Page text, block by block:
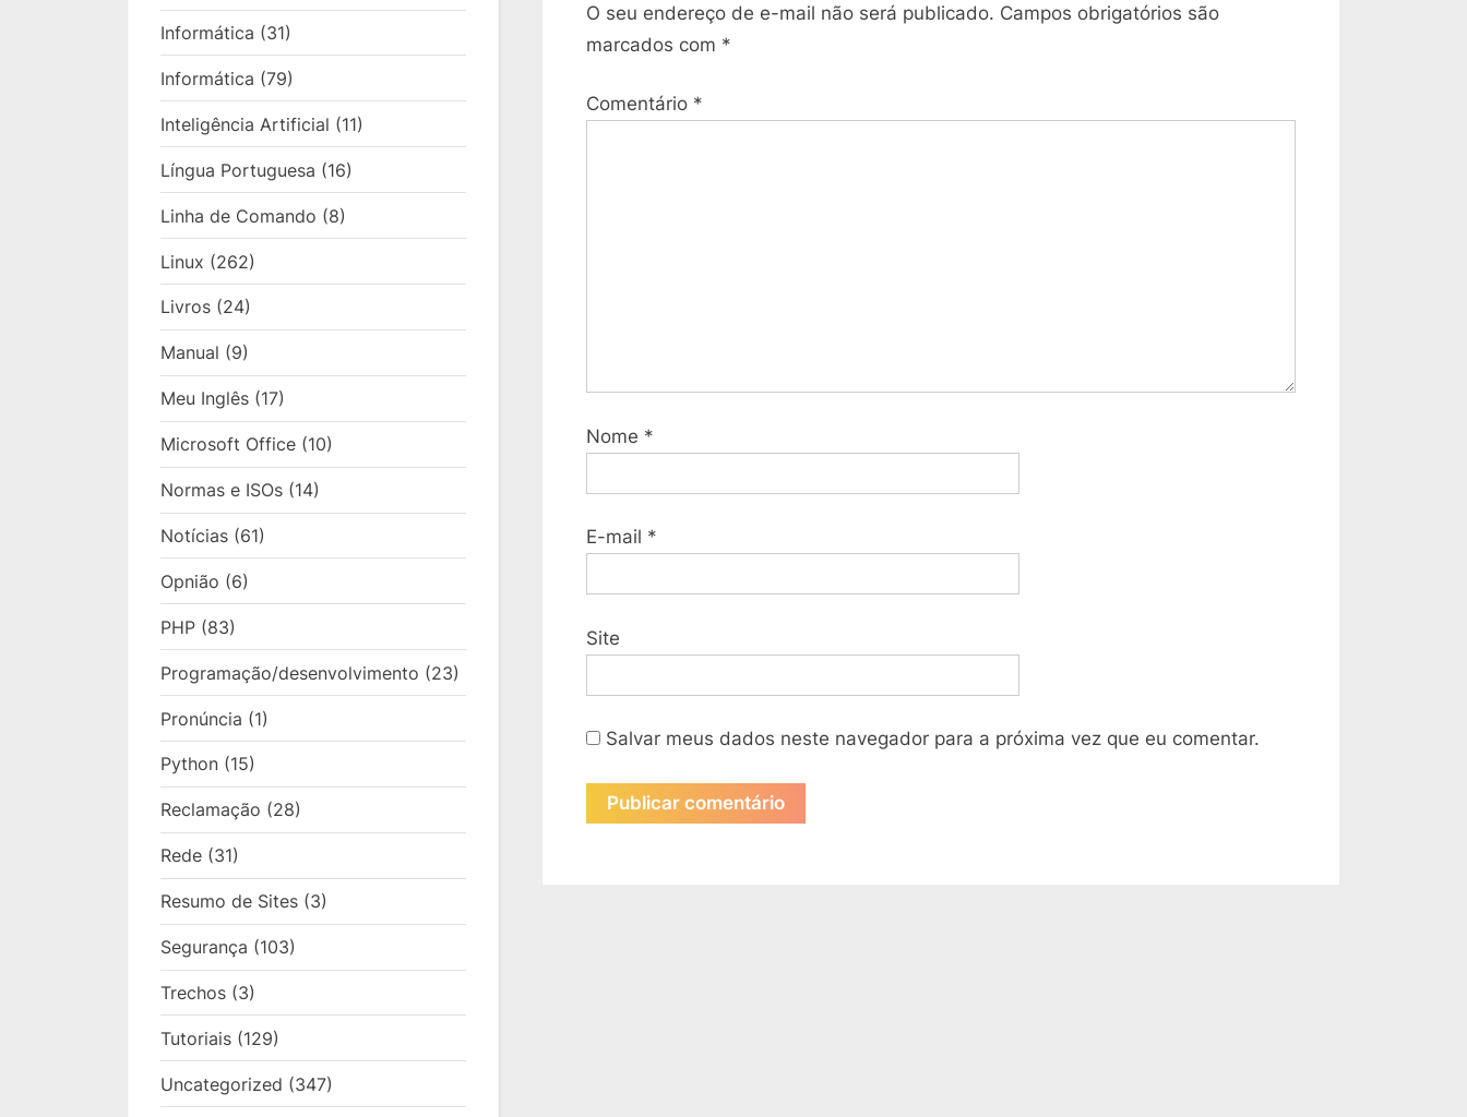
s
P
s
t
O seu endereço de e-mail não será publicado. Campos obrigatórios são
marcados com *
Comentário *
Nome *
E-mail *
Site
Salvar meus dados neste navegador para a próxima vez que eu comentar.
Informática (31)
Informática (79)
Inteligência Artificial (11)
Língua Portuguesa (16)
Linha de Comando (8)
Linux (262)
Livros (24)
Manual (9)
Meu Inglês (17)
Microsoft Office (10)
Normas e ISOs (14)
Notícias (61)
Opnião (6)
PHP (83)
Programação/desenvolvimento (23)
Pronúncia (1)
Python (15)
Reclamação (28)
Rede (31)
Resumo de Sites (3)
Segurança (103)
Trechos (3)
Tutoriais (129)
Uncategorized (347)